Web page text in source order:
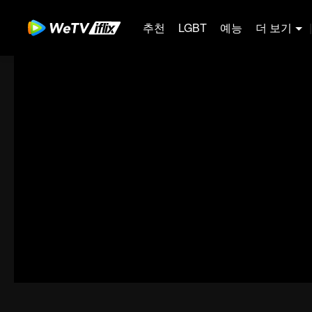
추천 LGBT 예능 더 보기 |